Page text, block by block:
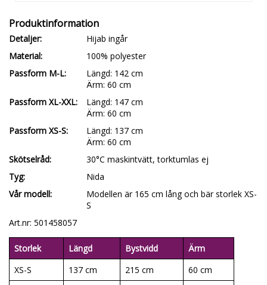
Detaljer
Hijab ingår
Material
100% polyester
Passform M-L
Längd: 142 cm
Ärm: 60 cm
Passform XL-XXL
Längd: 147 cm
Ärm: 60 cm
Passform XS-S
Längd: 137 cm
Ärm: 60 cm
Skötselråd
30°C maskintvätt, torktumlas ej
Tyg
Nida
Vår modell
Modellen är 165 cm lång och bär storlek XS-
S
Art.nr: 501458057
Storlek Längd Bystvidd
Ärm
XS-S
137 cm 215 cm
60 cm